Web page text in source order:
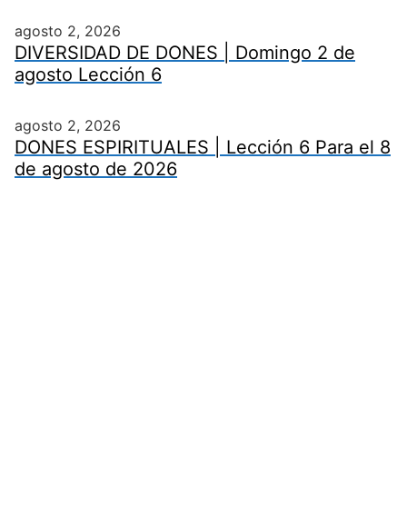
agosto 2, 2026
DIVERSIDAD DE DONES | Domingo 2 de
agosto Lección 6
agosto 2, 2026
DONES ESPIRITUALES | Lección 6 Para el 8
de agosto de 2026